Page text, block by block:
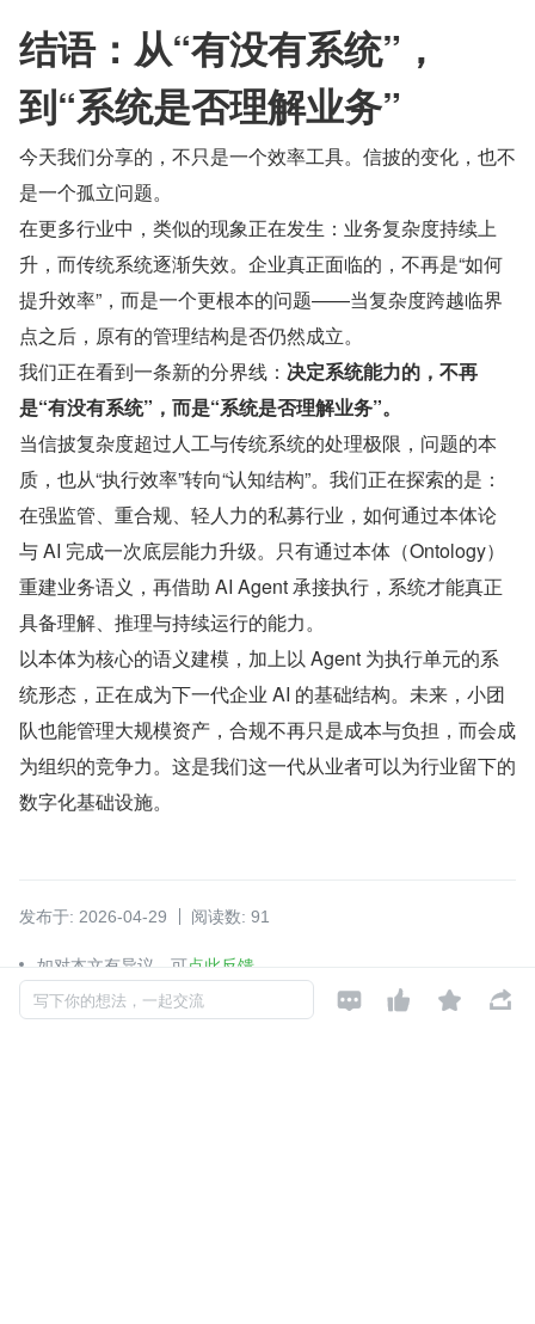
结语：从“有没有系统”，
到“系统是否理解业务”
今天我们分享的，不只是一个效率工具。信披的变化，也不
是一个孤立问题。
在更多行业中，类似的现象正在发生：业务复杂度持续上
升，而传统系统逐渐失效。企业真正面临的，不再是“如何
提升效率”，而是一个更根本的问题——当复杂度跨越临界
点之后，原有的管理结构是否仍然成立。
我们正在看到一条新的分界线： 决定系统能力的，不再
是“有没有系统”，而是“系统是否理解业务”。
当信披复杂度超过人工与传统系统的处理极限，问题的本
质，也从“执行效率”转向“认知结构”。我们正在探索的是：
在强监管、重合规、轻人力的私募行业，如何通过本体论
与 AI 完成一次底层能力升级。只有通过本体（Ontology）
重建业务语义，再借助 AI Agent 承接执行，系统才能真正
具备理解、推理与持续运行的能力。
以本体为核心的语义建模，加上以 Agent 为执行单元的系
统形态，正在成为下一代企业 AI 的基础结构。未来，小团
队也能管理大规模资产，合规不再只是成本与负担，而会成
为组织的竞争力。这是我们这一代从业者可以为行业留下的
数字化基础设施。
发布于: 2026-04-29 阅读数: 91
如对本文有异议，可点此反馈
写下你的想法，一起交流    